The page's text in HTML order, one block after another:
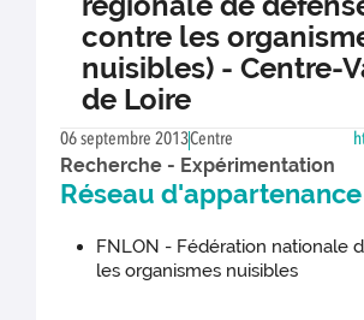
contre les
nuisibles) - Centre-
de Loire
06 septembre 2013Centre
Recherche - Expérimentation
Réseau d'appartenance
FNLON - Fédération nationale
les organismes nuisibles